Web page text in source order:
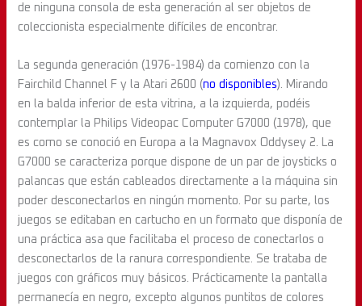
de ninguna consola de esta generación al ser objetos de
coleccionista especialmente difíciles de encontrar.
La segunda generación (1976-1984) da comienzo con la
Fairchild Channel F y la Atari 2600 (no disponibles). Mirando
en la balda inferior de esta vitrina, a la izquierda, podéis
contemplar la Philips Videopac Computer G7000 (1978), que
es como se conoció en Europa a la Magnavox Oddysey 2. La
G7000 se caracteriza porque dispone de un par de joysticks o
palancas que están cableados directamente a la máquina sin
poder desconectarlos en ningún momento. Por su parte, los
juegos se editaban en cartucho en un formato que disponía de
una práctica asa que facilitaba el proceso de conectarlos o
desconectarlos de la ranura correspondiente. Se trataba de
juegos con gráficos muy básicos. Prácticamente la pantalla
permanecía en negro, excepto algunos puntitos de colores